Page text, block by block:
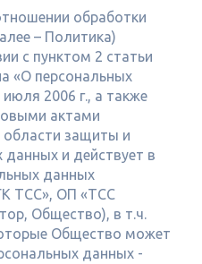
обработки
– Политика)
с пунктом 2 статьи
«О персональных
2006 г., а также
актами
области защиты и
и действует в
данных
ТСС», ОП «ТСС
Общество), в т.ч.
Общество может
данных -